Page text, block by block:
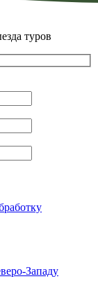
туров